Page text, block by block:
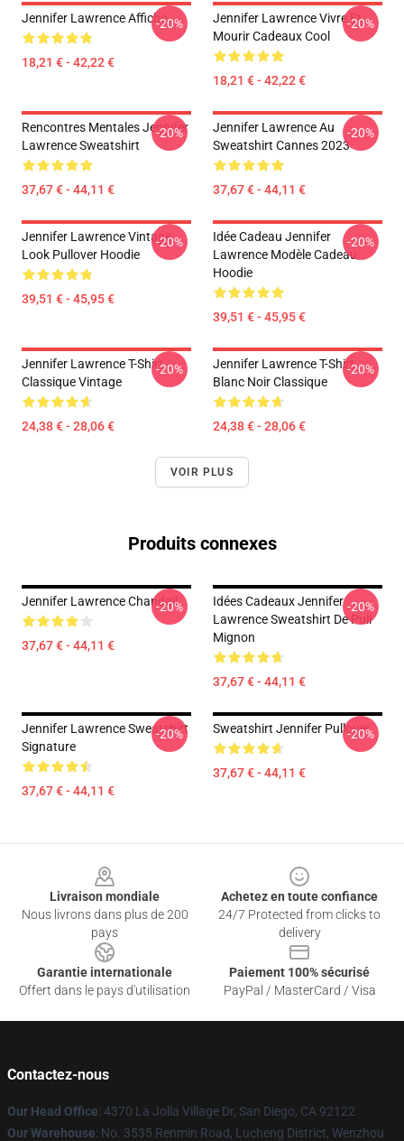
Jennifer Lawrence Affiche
18,21 € - 42,22 €
-20%
Jennifer Lawrence Vivre Et
Mourir Cadeaux Cool
18,21 € - 42,22 €
-20%
Rencontres Mentales Jennifer
Lawrence Sweatshirt
37,67 € - 44,11 €
-20%
Jennifer Lawrence Au
Sweatshirt Cannes 2023
37,67 € - 44,11 €
-20%
Jennifer Lawrence Vintage
Look Pullover Hoodie
39,51 € - 45,95 €
-20%
Idée Cadeau Jennifer
Lawrence Modèle Cadeau
Hoodie
39,51 € - 45,95 €
-20%
Jennifer Lawrence T-Shirt
Classique Vintage
24,38 € - 28,06 €
-20%
Jennifer Lawrence T-Shirt
Blanc Noir Classique
24,38 € - 28,06 €
-20%
VOIR PLUS
Produits connexes
Jennifer Lawrence Chandail
37,67 € - 44,11 €
-20%
Idées Cadeaux Jennifer
Lawrence Sweatshirt De Pull
Mignon
37,67 € - 44,11 €
-20%
Jennifer Lawrence Sweatshirt
Signature
37,67 € - 44,11 €
-20% Sweatshirt Jennifer Pullover
37,67 € - 44,11 €
-20%
Livraison mondiale
Nous livrons dans plus de 200
pays
Achetez en toute confiance
24/7 Protected from clicks to
delivery
Garantie internationale
Offert dans le pays d'utilisation
Paiement 100% sécurisé
PayPal / MasterCard / Visa
Contactez-nous
Our Head Office: 4370 La Jolla Village Dr, San Diego, CA 92122
Our Warehouse: No. 3535 Renmin Road, Lucheng District, Wenzhou